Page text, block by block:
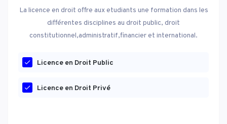
La licence en droit offre aux etudiants une formation dans les
différentes disciplines au droit public, droit
constitutionnel,administratif,financier et international.
Licence en Droit Public
Licence en Droit Privé